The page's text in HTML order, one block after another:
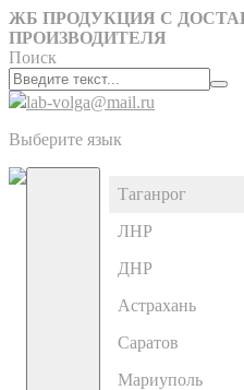
ЖБ ПРОДУКЦИЯ С
ПРОИЗВОДИТЕЛЯ
Поиск
lab-volga@mail.ru
Выберите язык
Таганрог
ЛНР
ДНР
Астрахань
Саратов
Мариуполь